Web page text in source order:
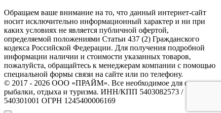
Обращаем ваше внимание на то, что данный интернет-сайт
носит исключительно информационный характер и ни при
каких условиях не является публичной офертой,
определяемой положениями Статьи 437 (2) Гражданского
кодекса Российской Федерации. Для получения подробной
информации наличии и стоимости указанных товаров,
пожалуйста, обращайтесь к менеджерам компании с помощью
специальной формы связи на сайте или по телефону.
© 2017 - 2026 ООО «ПРАЙМ». Все необходимое для охоты и
рыбалки, отдыха и туризма. ИНН/КПП 5403082573 /
540301001 ОГРН 1245400006169